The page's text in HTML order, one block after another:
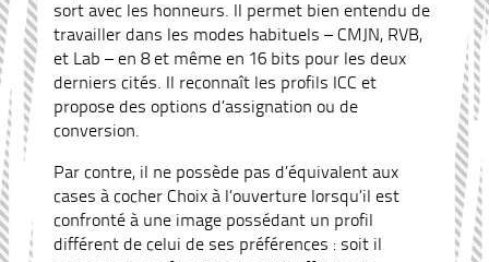
sort avec les honneurs. Il permet bien entendu de
travailler dans les modes habituels – CMJN, RVB,
et Lab – en 8 et même en 16 bits pour les deux
derniers cités. Il reconnaît les profils ICC et
propose des options d’assignation ou de
conversion.
Par contre, il ne possède pas d’équivalent aux
cases à cocher Choix à l’ouverture lorsqu’il est
confronté à une image possédant un profil
différent de celui de ses préférences : soit il